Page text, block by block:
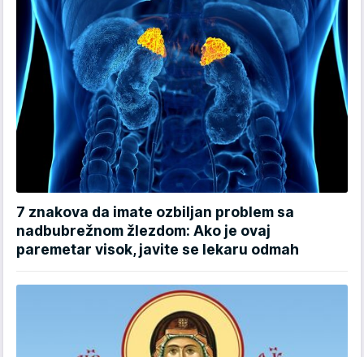
7 znakova da imate ozbiljan problem sa
nadbubrežnom žlezdom: Ako je ovaj
paremetar visok, javite se lekaru odmah